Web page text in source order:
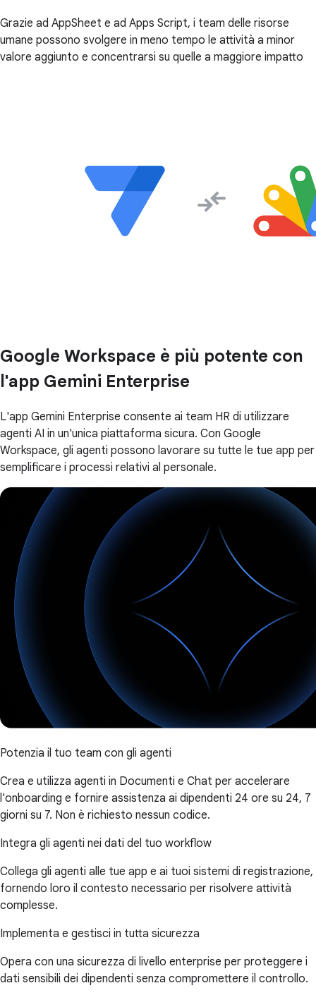
Grazie ad AppSheet e ad Apps Script, i team delle risorse
umane possono svolgere in meno tempo le attività a minor
valore aggiunto e concentrarsi su quelle a maggiore impatto
Google Workspace è più potente con
l'app Gemini Enterprise
L'app Gemini Enterprise consente ai team HR di utilizzare
agenti AI in un'unica piattaforma sicura. Con Google
Workspace, gli agenti possono lavorare su tutte le tue app per
semplificare i processi relativi al personale.
Potenzia il tuo team con gli agenti
Crea e utilizza agenti in Documenti e Chat per accelerare
l'onboarding e fornire assistenza ai dipendenti 24 ore su 24, 7
giorni su 7. Non è richiesto nessun codice.
Integra gli agenti nei dati del tuo workflow
Collega gli agenti alle tue app e ai tuoi sistemi di registrazione,
fornendo loro il contesto necessario per risolvere attività
complesse.
Implementa e gestisci in tutta sicurezza
Opera con una sicurezza di livello enterprise per proteggere i
dati sensibili dei dipendenti senza compromettere il controllo.